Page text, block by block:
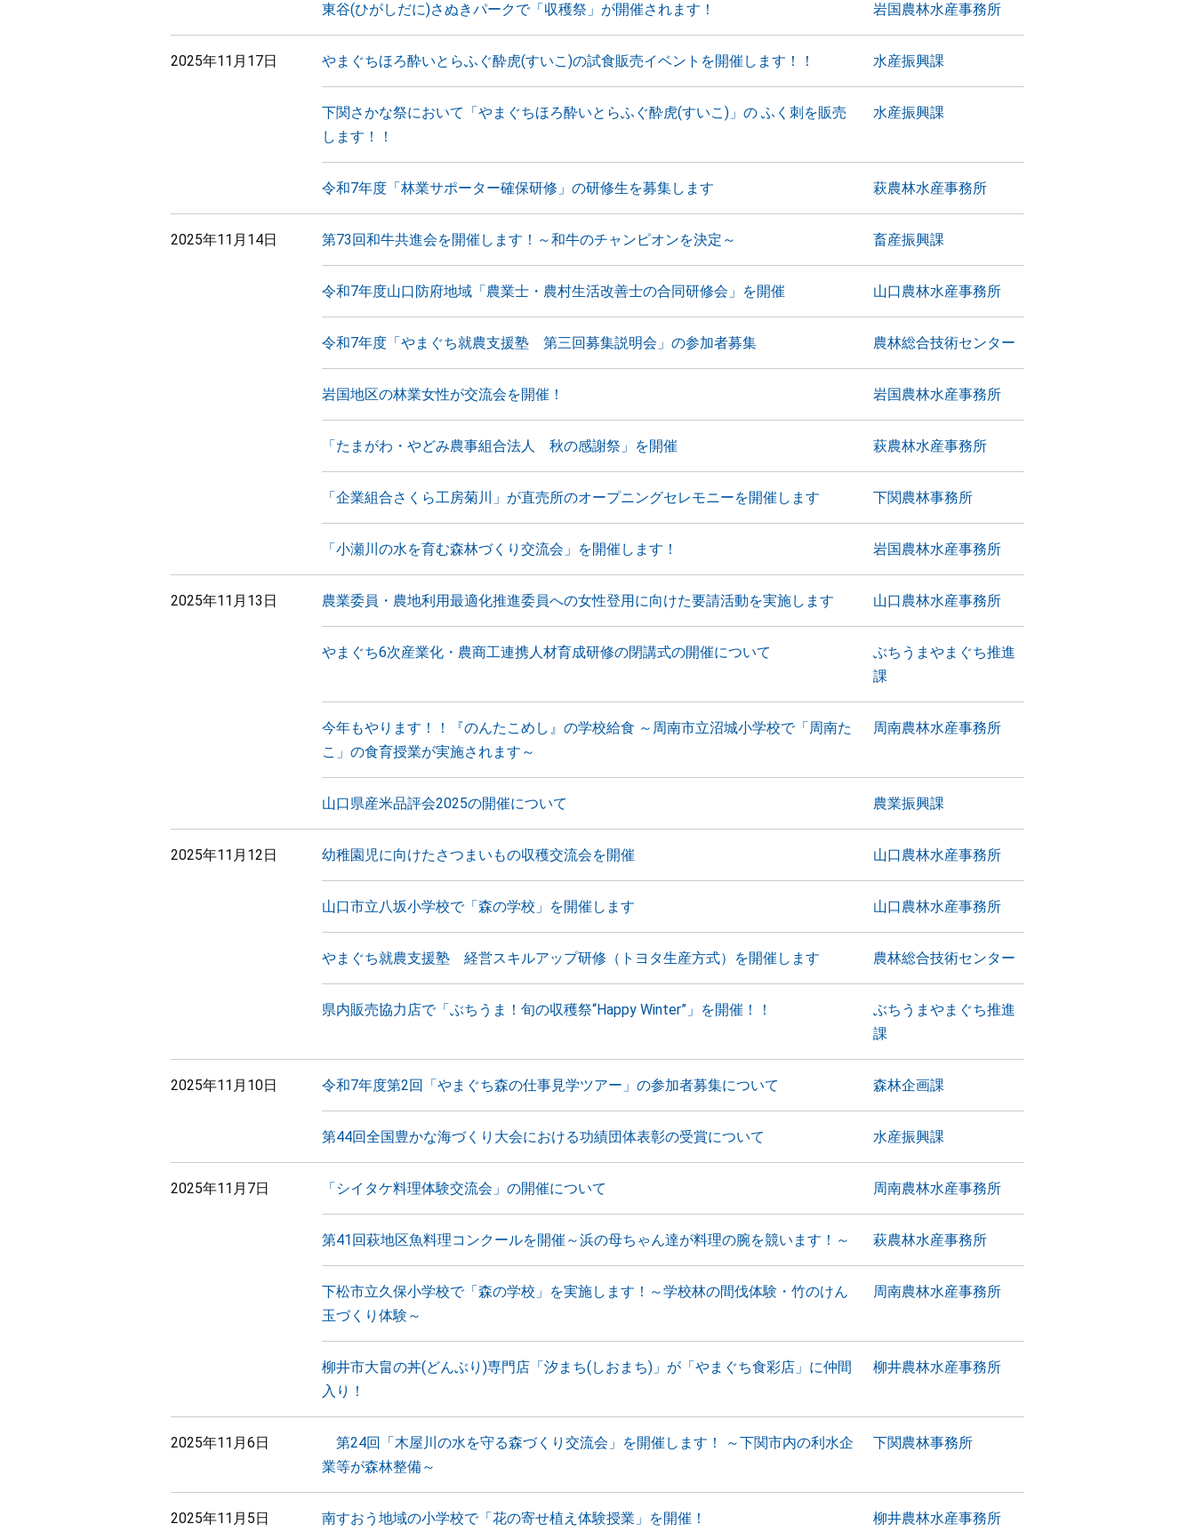
東谷(ひがしだに)さぬきパークで「収穫祭」が開催されます！ 岩国農林水産事務所
2025年11月17日 やまぐちほろ酔いとらふぐ酔虎(すいこ)の試食販売イベントを開催します！！ 水産振興課
下関さかな祭において「やまぐちほろ酔いとらふぐ酔虎(すいこ)」の ふく刺を販売
します！！
水産振興課
令和7年度「林業サポーター確保研修」の研修生を募集します 萩農林水産事務所
2025年11月14日 第73回和牛共進会を開催します！～和牛のチャンピオンを決定～ 畜産振興課
令和7年度山口防府地域「農業士・農村生活改善士の合同研修会」を開催 山口農林水産事務所
令和7年度「やまぐち就農支援塾 第三回募集説明会」の参加者募集 農林総合技術センター
岩国地区の林業女性が交流会を開催！ 岩国農林水産事務所
「たまがわ・やどみ農事組合法人 秋の感謝祭」を開催 萩農林水産事務所
「企業組合さくら工房菊川」が直売所のオープニングセレモニーを開催します 下関農林事務所
「小瀬川の水を育む森林づくり交流会」を開催します！ 岩国農林水産事務所
2025年11月13日 農業委員・農地利用最適化推進委員への女性登用に向けた要請活動を実施します 山口農林水産事務所
やまぐち6次産業化・農商工連携人材育成研修の閉講式の開催について
ぶちうまやまぐち推進
課
今年もやります！！『のんたこめし』の学校給食 ～周南市立沼城小学校で「周南た
こ」の食育授業が実施されます～
周南農林水産事務所
山口県産米品評会2025の開催について 農業振興課
2025年11月12日 幼稚園児に向けたさつまいもの収穫交流会を開催 山口農林水産事務所
山口市立八坂小学校で「森の学校」を開催します 山口農林水産事務所
やまぐち就農支援塾 経営スキルアップ研修（トヨタ生産方式）を開催します 農林総合技術センター
県内販売協力店で「ぶちうま！旬の収穫祭“Happy Winter”」を開催！！
ぶちうまやまぐち推進
課
2025年11月10日 令和7年度第2回「やまぐち森の仕事見学ツアー」の参加者募集について 森林企画課
第44回全国豊かな海づくり大会における功績団体表彰の受賞について 水産振興課
2025年11月7日 「シイタケ料理体験交流会」の開催について 周南農林水産事務所
第41回萩地区魚料理コンクールを開催～浜の母ちゃん達が料理の腕を競います！～ 萩農林水産事務所
下松市立久保小学校で「森の学校」を実施します！～学校林の間伐体験・竹のけん
玉づくり体験～
周南農林水産事務所
柳井市大畠の丼(どんぶり)専門店「汐まち(しおまち)」が「やまぐち食彩店」に仲間
入り！
柳井農林水産事務所
2025年11月6日
第24回「木屋川の水を守る森づくり交流会」を開催します！ ～下関市内の利水企
業等が森林整備～
下関農林事務所
2025年11月5日 南すおう地域の小学校で「花の寄せ植え体験授業」を開催！ 柳井農林水産事務所